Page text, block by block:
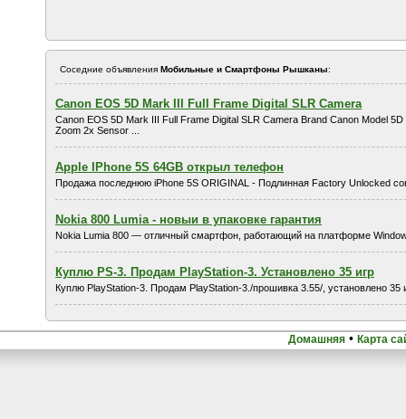
Соседние объявления Мобильные и Смартфоны Рышканы:
Canon EOS 5D Mark III Full Frame Digital SLR Camera
Canon EOS 5D Mark III Full Frame Digital SLR Camera Brand Canon Model
Zoom 2x Sensor ...
Apple IPhone 5S 64GB открыл телефон
Продажа последнюю iPhone 5S ORIGINAL - Подлинная Factory Unlocked
Nokia 800 Lumia - новыи в упаковке гарантия
Nokia Lumia 800 — отличный смартфон, работающий на платформе
Куплю PS-3. Продам PlayStation-3. Установлено 35 игр
Куплю PlayStation-3. Продам PlayStation-3./прошивка 3.55/, установлено
Домашняя • Карта